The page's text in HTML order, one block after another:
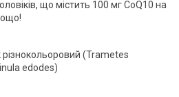
що містить 100 мг CoQ10 на
(Trametes
edodes)